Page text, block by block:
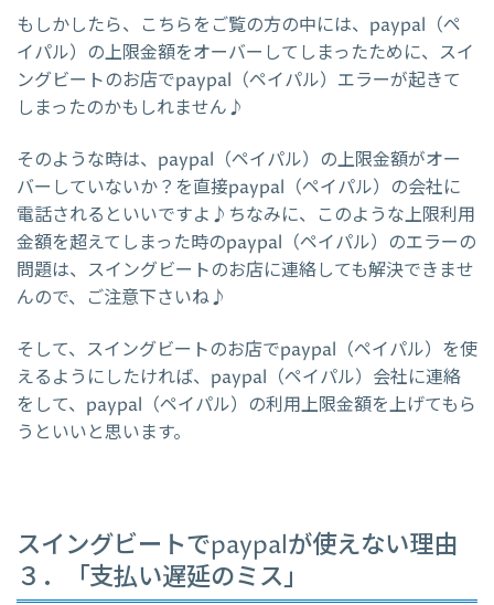
もしかしたら、こちらをご覧の方の中には、paypal（ペ
イパル）の上限金額をオーバーしてしまったために、スイ
ングビートのお店でpaypal（ペイパル）エラーが起きて
しまったのかもしれません♪
そのような時は、paypal（ペイパル）の上限金額がオー
バーしていないか？を直接paypal（ペイパル）の会社に
電話されるといいですよ♪ちなみに、このような上限利用
金額を超えてしまった時のpaypal（ペイパル）のエラーの
問題は、スイングビートのお店に連絡しても解決できませ
んので、ご注意下さいね♪
そして、スイングビートのお店でpaypal（ペイパル）を使
えるようにしたければ、paypal（ペイパル）会社に連絡
をして、paypal（ペイパル）の利用上限金額を上げてもら
うといいと思います。
スイングビートでpaypalが使えない理由
３．「支払い遅延のミス」